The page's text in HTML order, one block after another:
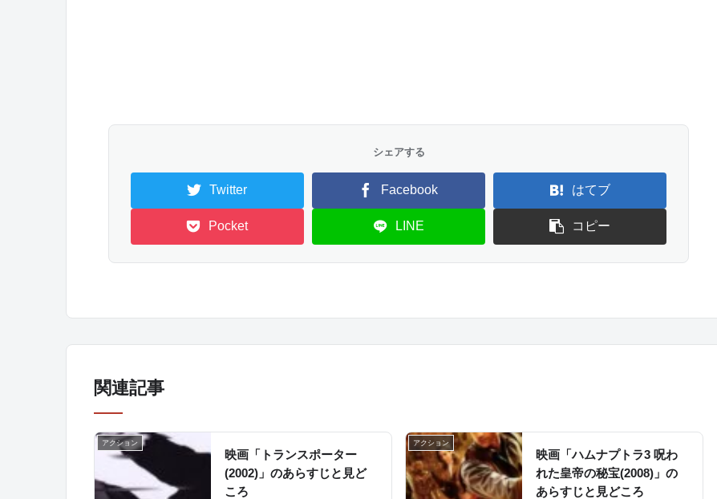
シェアする
Twitter Facebook はてブ
Pocket LINE コピー
関連記事
アクション
映画「トランスポーター
(2002)」のあらすじと見ど
ころ
アクション
映画「ハムナプトラ3 呪わ
れた皇帝の秘宝(2008)」の
あらすじと見どころ